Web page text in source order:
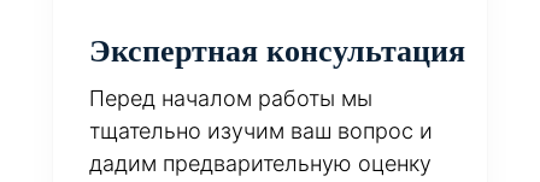
Экспертная консультация
Перед началом работы мы
тщательно изучим ваш вопрос и
дадим предварительную оценку